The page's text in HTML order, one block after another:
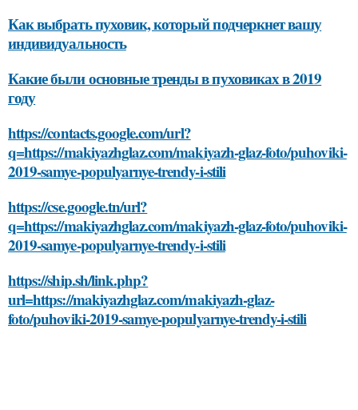
Как выбрать пуховик, который подчеркнет вашу
индивидуальность
Какие были основные тренды в пуховиках в 2019
году
https://contacts.google.com/url?
q=https://makiyazhglaz.com/makiyazh-glaz-foto/puhoviki-
2019-samye-populyarnye-trendy-i-stili
https://cse.google.tn/url?
q=https://makiyazhglaz.com/makiyazh-glaz-foto/puhoviki-
2019-samye-populyarnye-trendy-i-stili
https://ship.sh/link.php?
url=https://makiyazhglaz.com/makiyazh-glaz-
foto/puhoviki-2019-samye-populyarnye-trendy-i-stili